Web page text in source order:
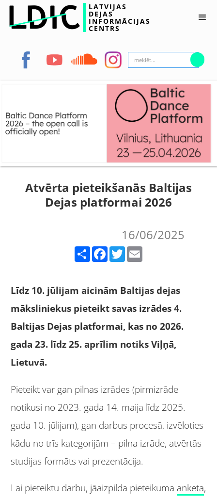
LATVIJAS
DEJAS
INFORMĀCIJAS
CENTRS
Atvērta pieteikšanās Baltijas
Dejas platformai 2026
16/06/2025
Share Facebook Twitter
Līdz 10. jūlijam aicinām Baltijas dejas
māksliniekus pieteikt savas izrādes4.
Baltijas Dejas platformai, kas no 2026.
gada 23. līdz 25. aprīlim notiks Viļņā,
Lietuvā.
Pieteikt var gan pilnas izrādes (pirmizrāde
notikusi no 2023. gada 14. maija līdz 2025.
gada 10. jūlijam), gan darbus procesā, izvēloties
kādu no trīs kategorijām – pilna izrāde, atvērtās
studijas formāts vai prezentācija.
Lai pieteiktu darbu, jāaizpilda pieteikuma anketa,